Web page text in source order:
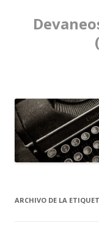
ARCHIVO DE LA